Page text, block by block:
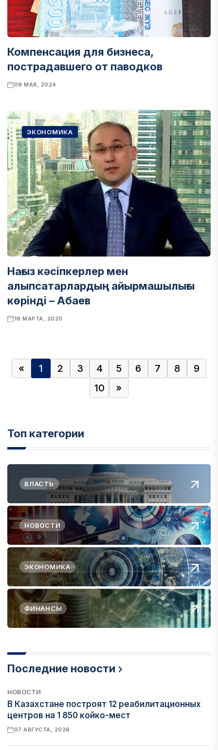
Компенсация для бизнеса,
пострадавшего от паводков
09 МАЯ, 2024
ЭКОНОМИКА
Нағыз кәсіпкерлер мен
алыпсатарлардың айырмашылығы
көрінді – Абаев
19 МАРТА, 2020
« 1 2 3 4 5 6 7 8
9
10
»
Топ категории
ВЛАСТЬ
НОВОСТИ
ЭКОНОМИКА
ФИНАНСЫ
Последние новости
НОВОСТИ
В Казахстане построят 12 реабилитационных
центров на 1 850 койко-мест
07 АВГУСТА, 2026